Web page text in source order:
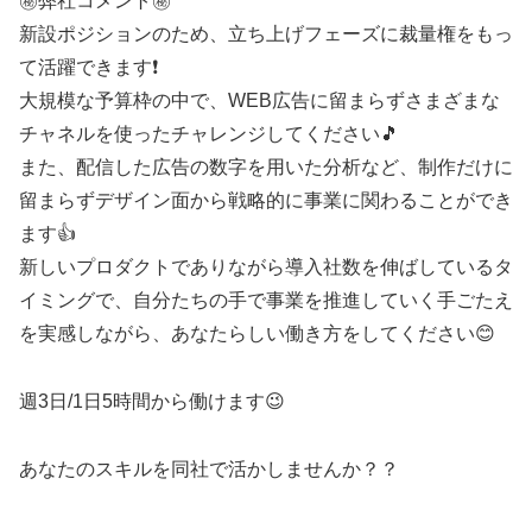
新設ポジションのため、立ち上げフェーズに裁量権をもっ
て活躍できます❗
大規模な予算枠の中で、WEB広告に留まらずさまざまな
チャネルを使ったチャレンジしてください🎵
また、配信した広告の数字を用いた分析など、制作だけに
留まらずデザイン面から戦略的に事業に関わることができ
ます👍
新しいプロダクトでありながら導入社数を伸ばしているタ
イミングで、自分たちの手で事業を推進していく手ごたえ
を実感しながら、あなたらしい働き方をしてください😊
週3日/1日5時間から働けます😉
あなたのスキルを同社で活かしませんか？？